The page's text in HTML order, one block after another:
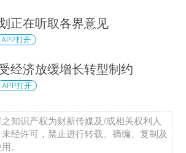
正在听取各界意见
APP打开
经济放缓增长转型制约
APP打开
知识产权为财新传媒及/或相关权利人
经许可，禁止进行转载、摘编、复制及
。